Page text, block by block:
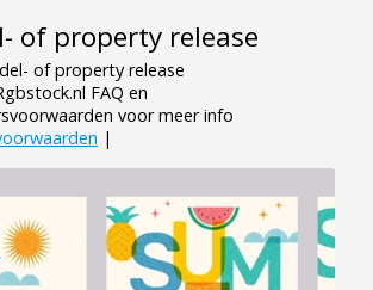
of property release
of property release
FAQ en
voor meer info
|